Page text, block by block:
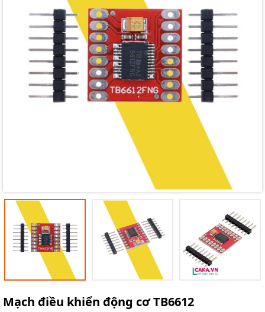
Mạch điều khiển động cơ TB6612
Mã giảm giá:
Ngày hết hạn:
Điều kiện: